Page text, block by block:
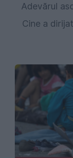
Adevărul
Cine a